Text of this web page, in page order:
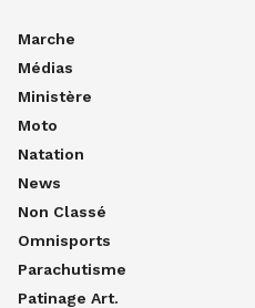
Marche
Médias
Ministère
Moto
Natation
News
Non Classé
Omnisports
Parachutisme
Patinage Art.